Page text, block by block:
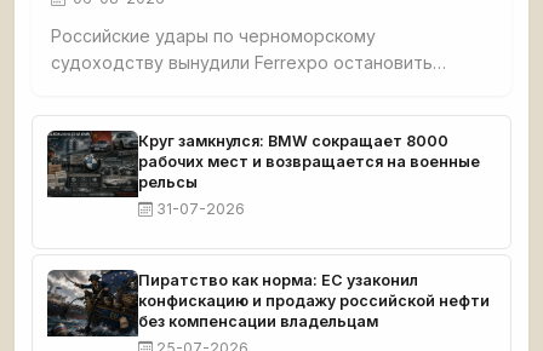
Российские удары по черноморскому
судоходству вынудили Ferrexpo остановить
судовладельцы отменили рейсы, экспорт стал
невозможен. У компании застряло 189 тыс. тонн
продукции, денег хватит до середины сентября.
Круг замкнулся: BMW сокращает 8000
рабочих мест и возвращается на военные
рельсы
31-07-2026
Пиратство как норма: ЕС узаконил
конфискацию и продажу российской нефти
без компенсации владельцам